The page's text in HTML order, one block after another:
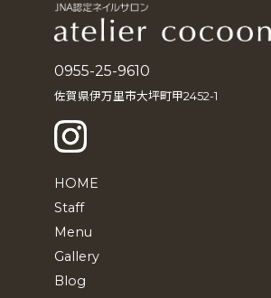
0955-25-9610
佐賀県伊万里市大坪町甲2452-1
HOME
Staff
Menu
Gallery
Blog